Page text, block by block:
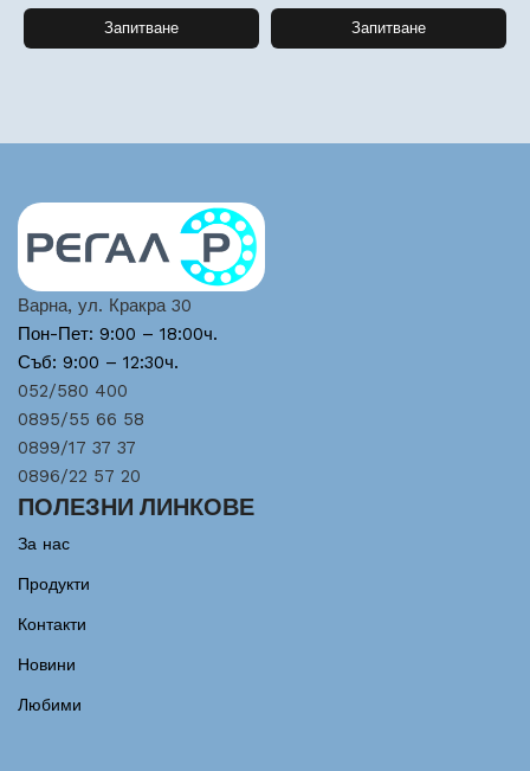
Запитване Запитване
Варна, ул. Кракра 30
Пон-Пет: 9:00 – 18:00ч.
Съб: 9:00 – 12:30ч.
052/580 400
0895/55 66 58
0899/17 37 37
0896/22 57 20
ПОЛЕЗНИ ЛИНКОВЕ
За нас
Продукти
Контакти
Новини
Любими